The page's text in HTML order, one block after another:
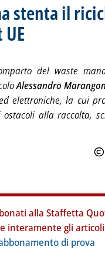
stenta il
del waste
Alessandro
elettroniche, la cui
alla raccolta,
alla Staffetta
interamente gli
di prova